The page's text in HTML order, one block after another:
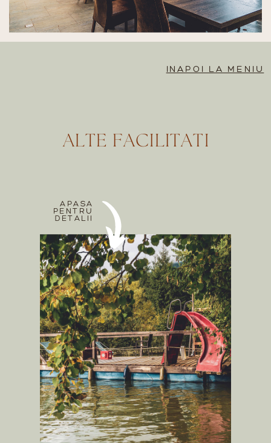
INAPOI LA MENIU
ALTE FACILITATI
APASA
PENTRU
DETALII